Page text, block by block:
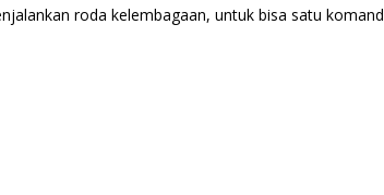
roda kelembagaan, untuk bisa satu